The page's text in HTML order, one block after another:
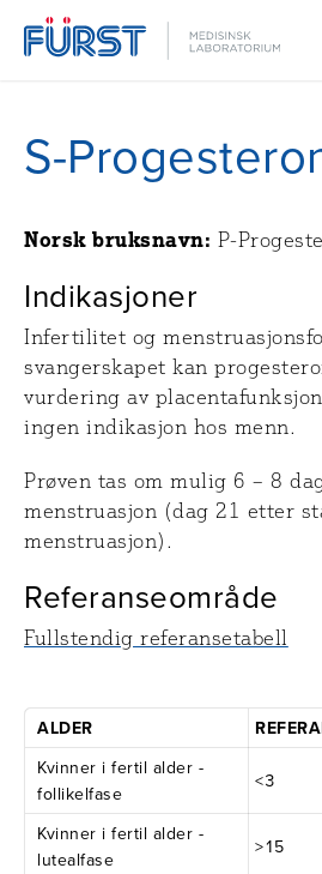
S-
Norsk bruksnavn: P-
Indikasjoner
Infertilitet og
svangerskapet kan
vurdering av
ingen indikasjon hos menn.
Prøven tas om mulig 6 – 8
menstruasjon (dag 21 etter
menstruasjon).
Referanseområde
Fullstendig referansetabell
ALDER
Kvinner i fertil alder -
follikelfase
<3
Kvinner i fertil alder -
lutealfase
>15